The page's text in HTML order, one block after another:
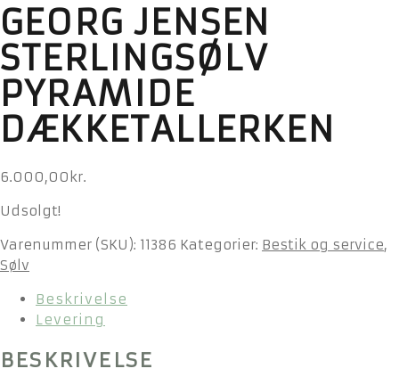
GEORG JENSEN
STERLINGSØLV
PYRAMIDE
DÆKKETALLERKEN
6.000,00 kr.
Udsolgt!
Varenummer (SKU): 11386 Kategorier: Bestik og service,
Sølv
Beskrivelse
Levering
BESKRIVELSE